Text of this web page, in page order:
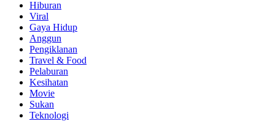
Hiburan
Viral
Gaya Hidup
Anggun
Pengiklanan
Travel & Food
Pelaburan
Kesihatan
Movie
Sukan
Teknologi